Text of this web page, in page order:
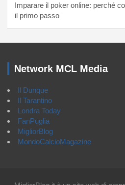
Imparare il poker online: perché
il primo passo
Network MCL Media
Il Dunque
Il Tarantino
Londra Today
FanPuglia
MigliorBlog
MondoCalcioMagazine